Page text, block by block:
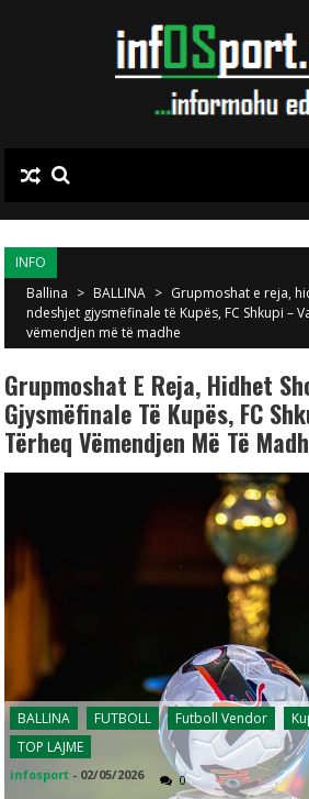
INFO
Ballina > BALLINA > Grupmoshat e reja,
ndeshjet gjysmëfinale të Kupës, FC Shkupi –
vëmendjen më të madhe
Grupmoshat E Reja, Hidhet
Gjysmëfinale Të Kupës, FC
Tërheq Vëmendjen Më Të
BALLINA FUTBOLL Futboll Vendor
TOP LAJME
infosport - 02/05/2026 0